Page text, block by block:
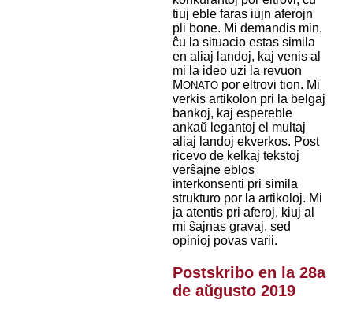
tiuj eble faras iujn aferojn
pli bone. Mi demandis min,
ĉu la situacio estas simila
en aliaj landoj, kaj venis al
mi la ideo uzi la revuon
MONATOpor eltrovi tion. Mi
verkis artikolon pri la belgaj
bankoj, kaj espereble
ankaŭ legantoj el multaj
aliaj landoj ekverkos. Post
ricevo de kelkaj tekstoj
verŝajne eblos
interkonsenti pri simila
strukturo por la artikoloj. Mi
ja atentis pri aferoj, kiuj al
mi ŝajnas gravaj, sed
opinioj povas varii.
Postskribo en la 28a
de aŭgusto 2019